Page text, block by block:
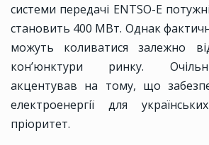
системи передачі ENTSO-E
становить 400 МВт. Однак
можуть коливатися залежно
кон’юнктури ринку.
акцентував на тому, що
електроенергії для
пріоритет.